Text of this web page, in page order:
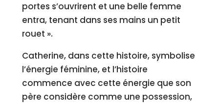
portes s’ouvrirent et une belle femme
entra, tenant dans ses mains un petit
rouet ».
Catherine, dans cette histoire, symbolise
l’énergie féminine, et l’histoire
commence avec cette énergie que son
père considère comme une possession,